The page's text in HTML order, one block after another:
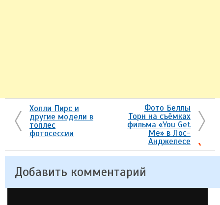
Холли Пирс и
другие модели в
топлес
фотосессии
Фото Беллы
Торн на съёмках
фильма «You Get
Me» в Лос-
Анджелесе
Добавить комментарий